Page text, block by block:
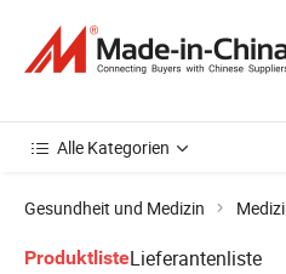
Alle Kategorien
Gesundheit und Medizin
ProduktlisteLieferantenliste